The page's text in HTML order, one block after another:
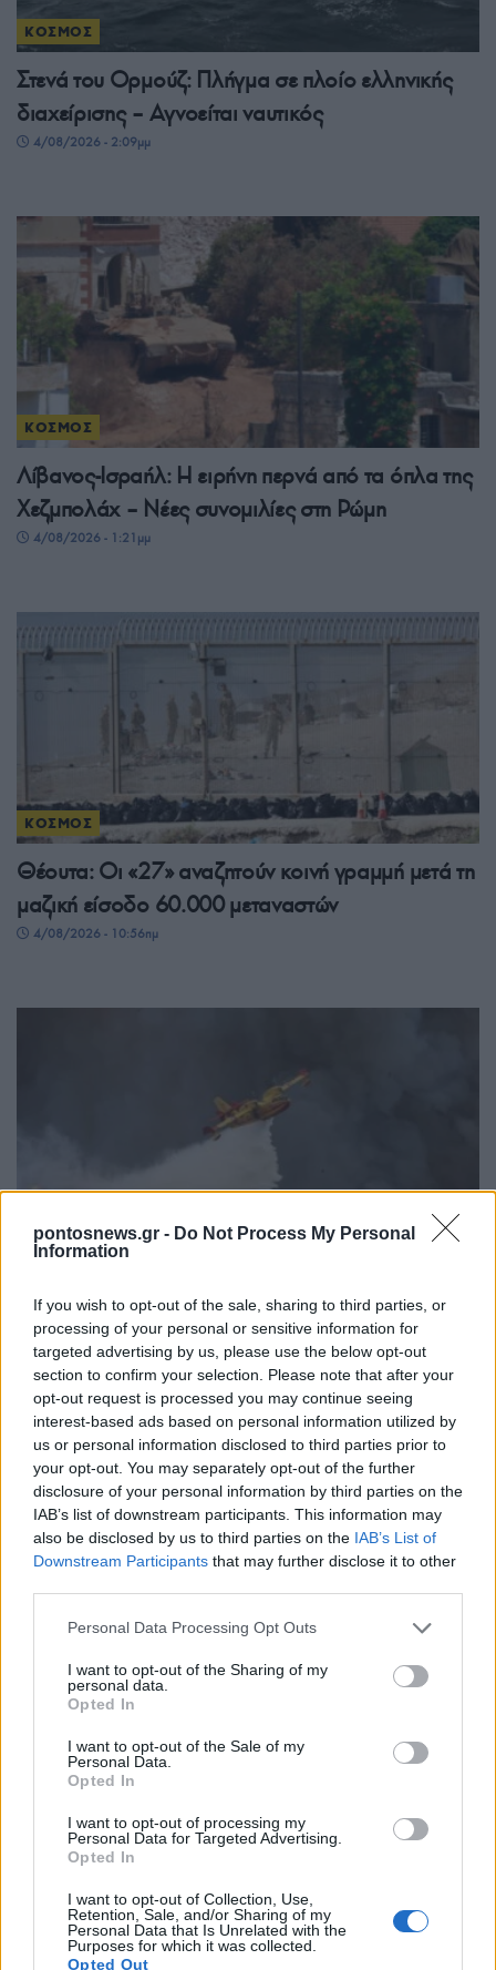
pontosnews.gr - Do Not Process My Personal
Information
If you wish to opt-out of the sale, sharing to third parties, or
processing of your personal or sensitive information for
targeted advertising by us, please use the below opt-out
section to confirm your selection. Please note that after your
opt-out request is processed you may continue seeing
interest-based ads based on personal information utilized by
us or personal information disclosed to third parties prior to
your opt-out. You may separately opt-out of the further
disclosure of your personal information by third parties on the
IAB’s list of downstream participants. This information may
also be disclosed by us to third parties on the IAB’s List of
Downstream Participants that may further disclose it to other
Please note that this website/app uses one or more Google
not limited to your visit or usage behaviour. You may click to
grant or deny consent to Google and its third-party tags to
use your data for below specified purposes in below Google
consent section.
Personal Data Processing Opt Outs
I want to opt-out of the Sharing of my
personal data.
Opted In
I want to opt-out of the Sale of my
Personal Data.
Opted In
I want to opt-out of processing my
Personal Data for Targeted Advertising.
Opted In
I want to opt-out of Collection, Use,
Retention, Sale, and/or Sharing of my
Personal Data that Is Unrelated with the
Purposes for which it was collected.
Opted Out
ΚΟΣΜΟΣ
Στενά του Ορμούζ: Πλήγμα σε πλοίο ελληνικής
διαχείρισης – Αγνοείται ναυτικός
4/08/2026 - 2:09μμ
ΚΟΣΜΟΣ
Λίβανος-Ισραήλ: Η ειρήνη περνά από τα όπλα της
Χεζμπολάχ – Νέες συνομιλίες στη Ρώμη
4/08/2026 - 1:21μμ
ΚΟΣΜΟΣ
Θέουτα: Οι «27» αναζητούν κοινή γραμμή μετά τη
μαζική είσοδο 60.000 μεταναστών
4/08/2026 - 10:56πμ
Πολέμου ήρθαν στο φως μετά τη φωτιά στο
Μπορντό
4/08/2026 - 8:57πμ
Έκτακτα μέτρα σε Ρουμανία και Ουγγαρία λόγω
3/08/2026 - 10:33μμ